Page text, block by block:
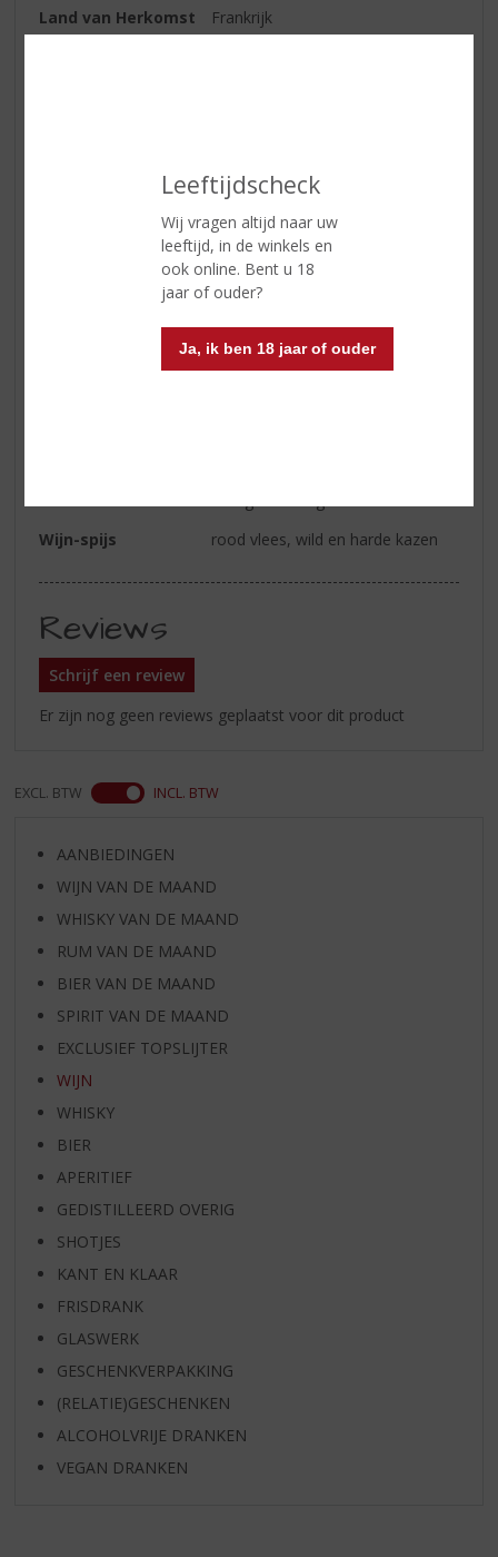
Leeftijdscheck
Wij vragen altijd naar uw
leeftijd, in de winkels en
ook online. Bent u 18
jaar of ouder?
Ja, ik ben 18 jaar of ouder
Land van Herkomst
Frankrijk
Alcoholpercentage
13.5% vol
Rood
Smaaktype Wijn
Soepel & Subtiel
robijnrood
romige zachte geur van rode
kersen en rode bessen
Wijn-spijs
rood vlees, wild en harde kazen
Reviews
Schrijf een review
Er zijn nog geen reviews geplaatst voor dit product
EXCL. BTW INCL. BTW
AANBIEDINGEN
WIJN VAN DE MAAND
WHISKY VAN DE MAAND
RUM VAN DE MAAND
BIER VAN DE MAAND
SPIRIT VAN DE MAAND
EXCLUSIEF TOPSLIJTER
WIJN
WHISKY
BIER
APERITIEF
GEDISTILLEERD OVERIG
SHOTJES
KANT EN KLAAR
FRISDRANK
GLASWERK
GESCHENKVERPAKKING
(RELATIE)GESCHENKEN
ALCOHOLVRIJE DRANKEN
VEGAN DRANKEN